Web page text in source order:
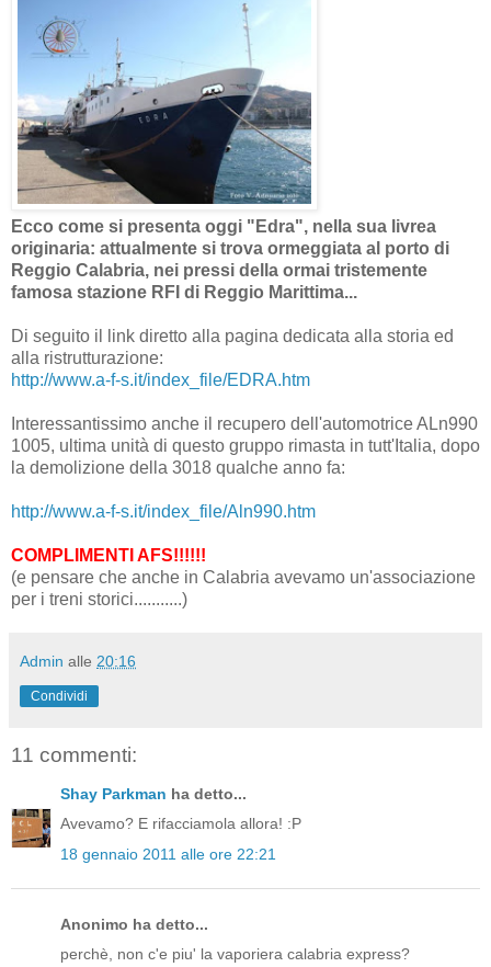
Ecco come si presenta oggi "Edra", nella sua livrea
originaria: attualmente si trova ormeggiata al porto di
Reggio Calabria, nei pressi della ormai tristemente
famosa stazione RFI di Reggio Marittima...
Di seguito il link diretto alla pagina dedicata alla storia ed
alla ristrutturazione:
http://www.a-f-s.it/index_file/EDRA.htm
Interessantissimo anche il recupero dell'automotrice ALn990
1005, ultima unità di questo gruppo rimasta in tutt'Italia, dopo
la demolizione della 3018 qualche anno fa:
http://www.a-f-s.it/index_file/Aln990.htm
COMPLIMENTI AFS!!!!!!
(e pensare che anche in Calabria avevamo un'associazione
per i treni storici...........)
Admin alle 20:16
Condividi
11 commenti:
Shay Parkman ha detto...
Avevamo? E rifacciamola allora! :P
18 gennaio 2011 alle ore 22:21
Anonimo ha detto...
perchè, non c'e piu' la vaporiera calabria express?